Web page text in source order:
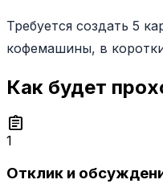
Требуется создать 5
кофемашины, в
Как будет
assignment
1
Отклик и